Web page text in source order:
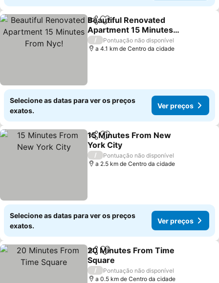
PartilharAdicionar aos favoritos
Beautiful Renovated
Apartment 15 Minutes
From Nyc!
Ver preços
/
Pontuação não disponível
a 4.1 km de Centro da cidade
Selecione as datas para ver os preços
exatos.
Ver preços
PartilharAdicionar aos favoritos
15 Minutes From New
York City
Ver preços
/
Pontuação não disponível
a 2.5 km de Centro da cidade
Selecione as datas para ver os preços
exatos.
Ver preços
PartilharAdicionar aos favoritos
20 Minutes From Time
Square
Ver preços
/
Pontuação não disponível
a 0.5 km de Centro da cidade